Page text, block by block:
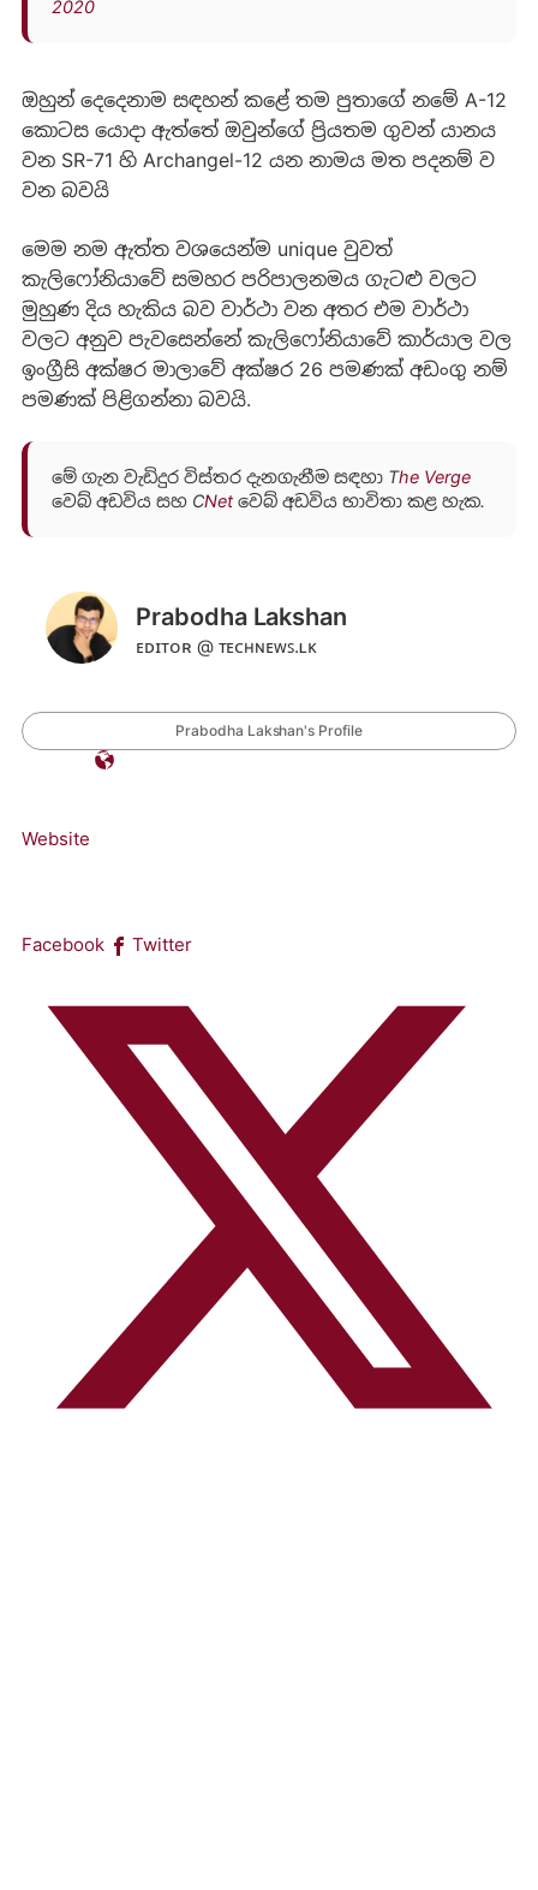
2020
ඔහුන් දෙදෙනාම සඳහන් කළේ තම පුතාගේ නමේ A-12
කොටස යොදා ඇත්තේ ඔවුන්ගේ ප්‍රියතම ගුවන් යානය
වන SR-71 හි Archangel-12 යන නාමය මත පදනම් ව
වන බවයි
‍මෙම නම ඇත්ත වශයෙන්ම unique වුවත්
කැලිෆෝනියාවේ සමහර පරිපාලනමය ගැටළු වලට
මුහුණ දිය හැකිය බව වාර්ථා වන අතර එම වාර්ථා
වලට අනුව පැවසෙන්නේ කැලිෆෝනියාවේ කාර්යාල වල
ඉංග්‍රීසි අක්ෂර මාලාවේ අක්ෂර 26 පමණක් අඩංගු නම්
පමණක් පිළිගන්නා බවයි.
මේ ගැන වැඩිදුර විස්තර දැනගැනීම සඳහා The Verge
වෙබ් අඩවියසහ CNetවෙබ් අඩවිය භාවිතාකළ හැක.
Prabodha Lakshan
ᴇᴅɪᴛᴏʀ @ ᴛᴇᴄʜɴᴇᴡꜱ.ʟᴋ
Prabodha Lakshan's Profile
Website
Facebook Twitter